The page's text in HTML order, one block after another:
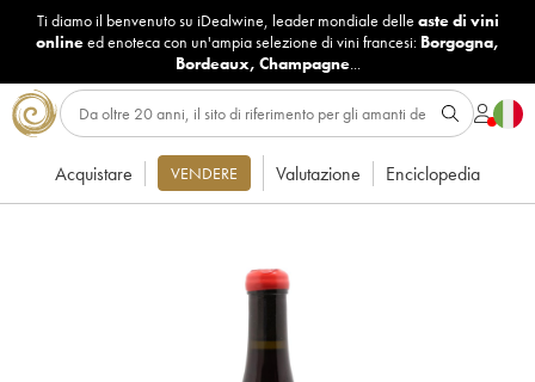
Ti diamo il benvenuto su iDealwine, leader mondiale delle aste di vini
onlineed enoteca con un'ampia selezione di vini francesi: Borgogna,
Bordeaux, Champagne...
Acquistare VENDERE Valutazione Enciclopedia